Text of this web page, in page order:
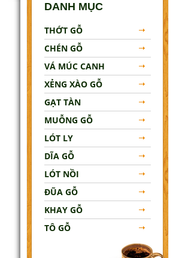
DANH MỤC
THỚT GỖ
CHÉN GỖ
VÁ MÚC CANH
XẺNG XÀO GỖ
GẠT TÀN
MUỖNG GỖ
LÓT LY
DĨA GỖ
LÓT NỒI
ĐŨA GỖ
KHAY GỖ
TÔ GỖ